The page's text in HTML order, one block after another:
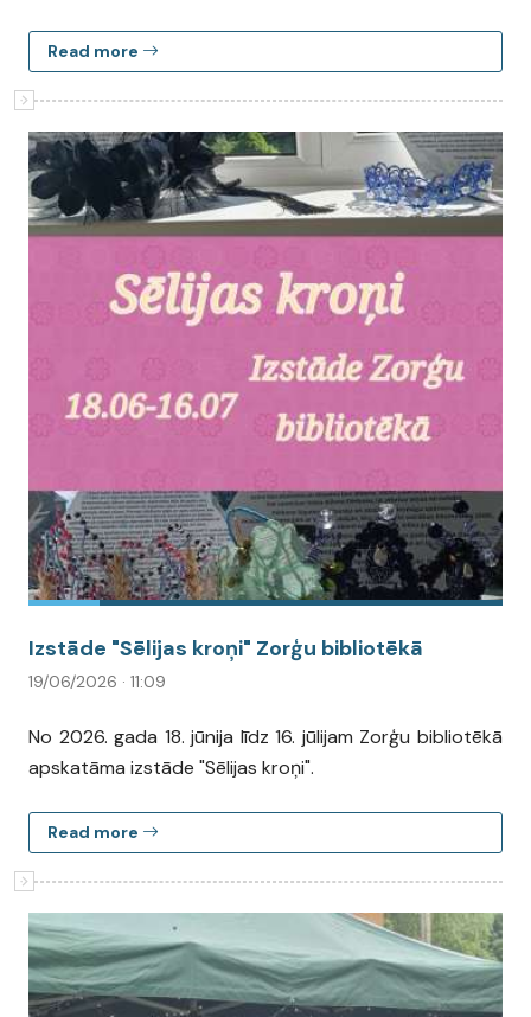
Read more
Izstāde "Sēlijas kroņi" Zorģu bibliotēkā
19/06/2026 · 11:09
No 2026. gada 18. jūnija līdz 16. jūlijam Zorģu bibliotēkā
apskatāma izstāde "Sēlijas kroņi".
Read more